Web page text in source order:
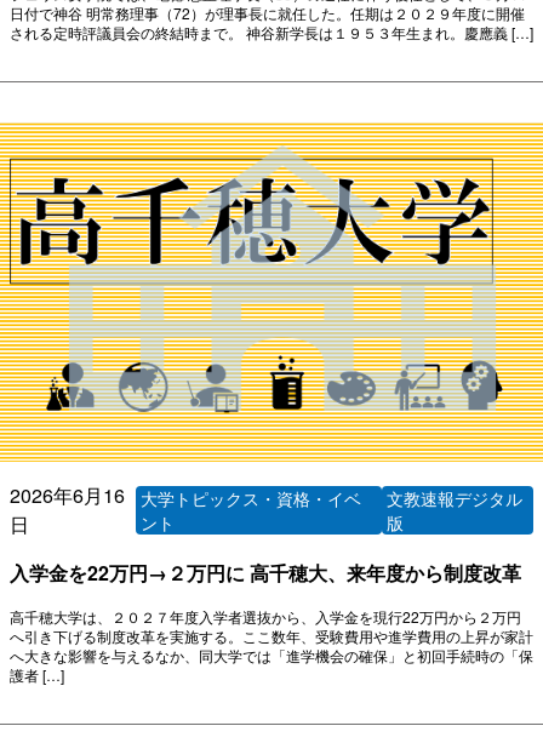
日付で神谷 明常務理事（72）が理事長に就任した。任期は２０２９年度に開催
される定時評議員会の終結時まで。 神谷新学長は１９５３年生まれ。慶應義 […]
2026年6月16
日
大学トピックス・資格・イベ
ント
文教速報デジタル
版
入学金を22万円→２万円に 高千穂大、来年度から制度改革
高千穂大学は、２０２７年度入学者選抜から、入学金を現行22万円から２万円
へ引き下げる制度改革を実施する。ここ数年、受験費用や進学費用の上昇が家計
へ大きな影響を与えるなか、同大学では「進学機会の確保」と初回手続時の「保
護者 […]